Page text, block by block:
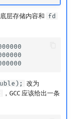
底层存储内容和 fd
改为
，GCC 应该给出一条